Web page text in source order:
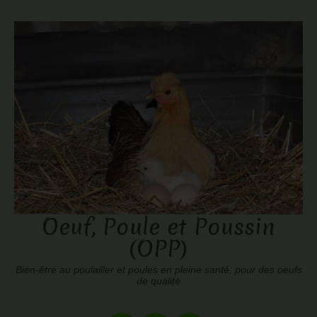
Oeuf, Poule et Poussin
(OPP)
Bien-être au poulailler et poules en pleine santé, pour des oeufs
de qualité